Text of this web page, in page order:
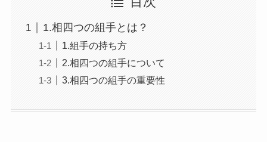
1.相四つの組手とは？
1.組手の持ち方
2.相四つの組手について
3.相四つの組手の重要性